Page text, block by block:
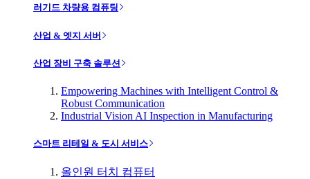
러기드 차량용 컴퓨팅
산업 & 엣지 서버
산업 장비 구축 솔루션
Empowering Machines with Intelligent Control &
Robust Communication
Industrial Vision AI Inspection in Manufacturing
스마트 리테일 & 도시 서비스
올인원 터치 컴퓨터